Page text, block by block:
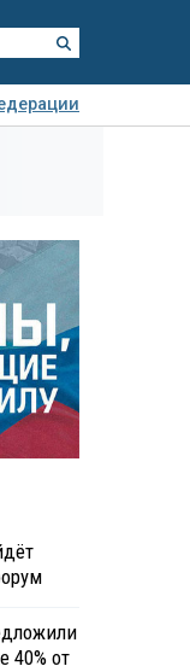
40% от